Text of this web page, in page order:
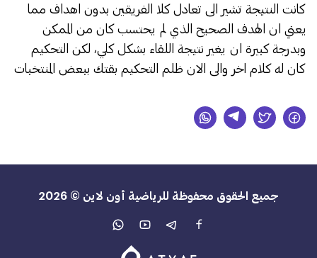
كانت النتيجة تشير الى تعادل كلا الفريقين بدون اهداف مما
يعني ان الهدف الصحيح الذي لم يحتسب كان من الممكن
وبدرجة كبيرة ان يغير نتيجة اللقاء بشكل كلي، لكن التحكيم
كان له كلام اخر والى الان ظلم التحكيم بقتك ببعض المنتخبات
جميع الحقوق محفوظة للرياضية أون لاين © 2026